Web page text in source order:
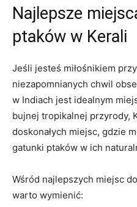
Najlepsze
ptaków w Kerali
Jeśli jesteś miłośnikiem
niezapomnianych chwil
w Indiach jest idealnym
bujnej tropikalnej przyrody,
doskonałych miejsc, gdzie
gatunki ptaków w ich
Wśród najlepszych miejsc
warto wymienić: